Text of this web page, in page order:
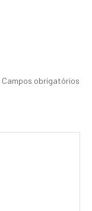
Campos obrigatórios